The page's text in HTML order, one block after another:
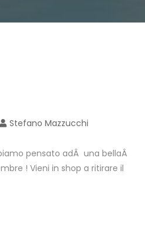
Stefano Mazzucchi
pensato adÂ una bellaÂ
! Vieni in shop a ritirare il